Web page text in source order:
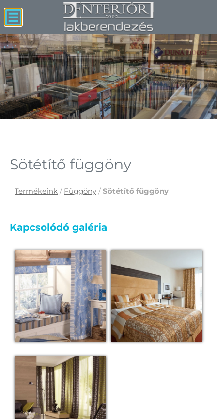
Sötétítő függöny
Termékeink / Függöny /Sötétítő függöny
Kapcsolódó galéria